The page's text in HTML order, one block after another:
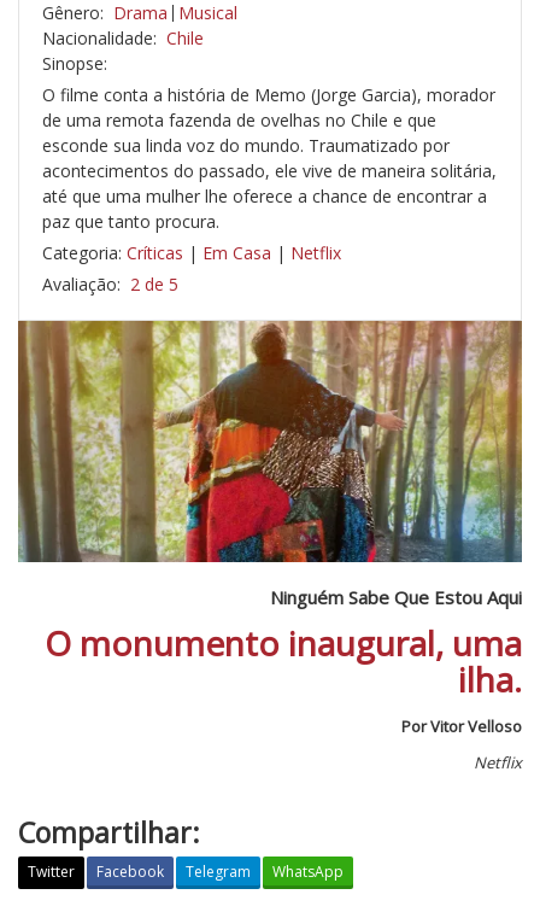
Gênero: Drama Musical
Nacionalidade: Chile
Sinopse:
O filme conta a história de Memo (Jorge Garcia), morador
de uma remota fazenda de ovelhas no Chile e que
esconde sua linda voz do mundo. Traumatizado por
acontecimentos do passado, ele vive de maneira solitária,
até que uma mulher lhe oferece a chance de encontrar a
paz que tanto procura.
Categoria: Críticas | Em Casa | Netflix
Avaliação: 2 de 5
Ninguém Sabe Que Estou Aqui
O monumento inaugural, uma
ilha.
Por Vitor Velloso
Netflix
Compartilhar:
Twitter Facebook Telegram WhatsApp